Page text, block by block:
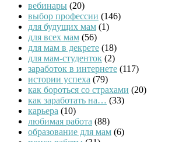
вебинары (20)
выбор профессии (146)
для будущих мам (1)
для всех мам (56)
для мам в декрете (18)
для мам-студенток (2)
заработок в интернете (117)
истории успеха (79)
как бороться со страхами (20)
как заработать на… (33)
карьера (10)
любимая работа (88)
образование для мам (6)